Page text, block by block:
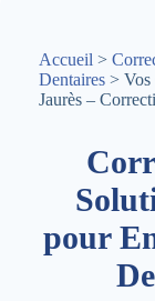
Accueil >
Dentaires > Vos
Jaurès –
pour